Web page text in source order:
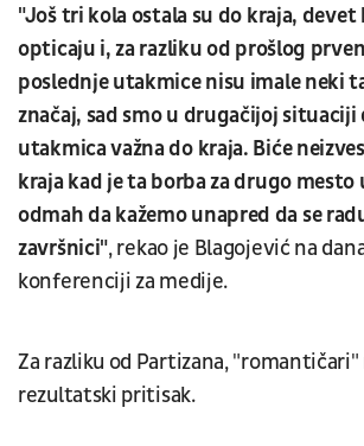
"Još tri kola ostala su do kraja, devet
opticaju i, za razliku od prošlog
poslednje utakmice nisu imale neki
značaj, sad smo u drugačijoj situaciji
utakmica važna do kraja. Biće
kraja kad je ta borba za drugo
odmah da kažemo unapred da se
završnici", rekao je Blagojević na
konferenciji za medije.
Za razliku od Partizana,
rezultatski pritisak.